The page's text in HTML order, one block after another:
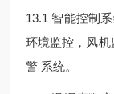
13.1 智能控制
环境监控，风
警 系统。